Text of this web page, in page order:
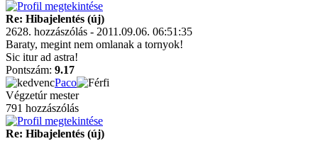
Re: Hibajelentés (új)
2628. hozzászólás - 2011.09.06. 06:51:35
Baraty, megint nem omlanak a tornyok!
Sic itur ad astra!
Pontszám: 9.17
Paco
Végzetúr mester
791 hozzászólás
Re: Hibajelentés (új)